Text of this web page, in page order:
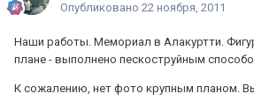
Опубликовано 22 ноября, 2011
Наши работы. Мемориал в Алакуртти.
плане - выполнено пескоструйным
К сожалению, нет фото крупным планом.